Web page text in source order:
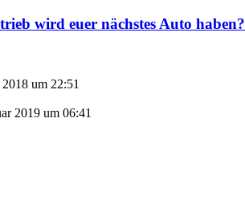
wird euer nächstes Auto haben?
um 22:51
2019 um 06:41